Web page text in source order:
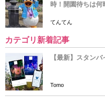
時！開園待ちは何
てんてん
カテゴリ新着記事
【最新】スタン
Tomo